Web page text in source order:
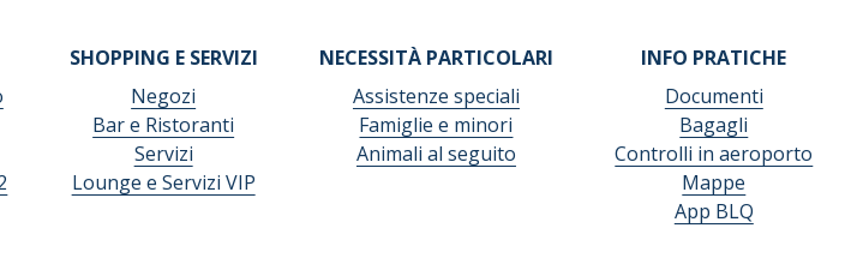
SHOPPING E SERVIZI
Negozi
Bar e Ristoranti
Servizi
Lounge e Servizi VIP
NECESSITÀ PARTICOLARI
Assistenze speciali
Famiglie e minori
Animali al seguito
INFO PRATICHE
Documenti
Bagagli
Controlli in aeroporto
Mappe
App BLQ